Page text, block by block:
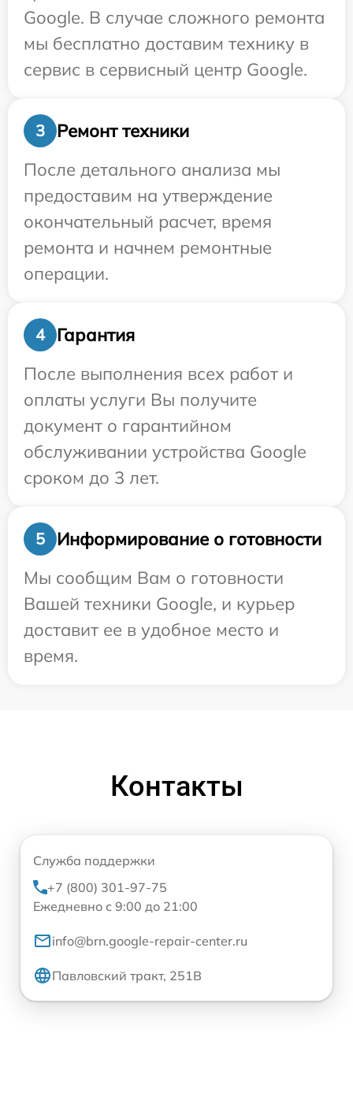
Google. В случае сложного ремонта
мы бесплатно доставим технику в
сервис в сервисный центр Google.
3
Ремонт техники
После детального анализа мы
предоставим на утверждение
окончательный расчет, время
ремонта и начнем ремонтные
операции.
4
Гарантия
После выполнения всех работ и
оплаты услуги Вы получите
документ о гарантийном
обслуживании устройства Google
сроком до 3 лет.
5
Информирование о готовности
Мы сообщим Вам о готовности
Вашей техники Google, и курьер
доставит ее в удобное место и
время.
Контакты
Служба поддержки
+7 (800) 301-97-75
Ежедневно с 9:00 до 21:00
info@brn.google-repair-center.ru
Павловский тракт, 251В